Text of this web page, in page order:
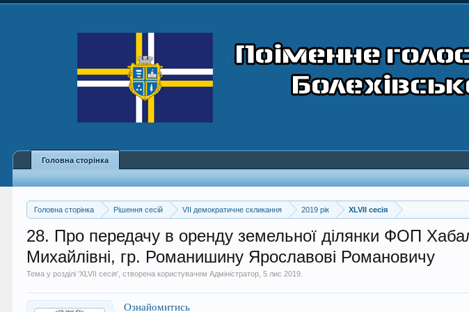
Головна сторінка Рішення сесій VII демократичне скликання 2019 рік XLVII сесія
28. Про передачу в оренду земельної ділянки ФОП
Михайлівні, гр. Романишину Ярославові Романовичу
Тема у розділі 'XLVII сесія', створена користувачемАдміністратор ,5 лис 2019
Ознайомитись
Головна сторінка